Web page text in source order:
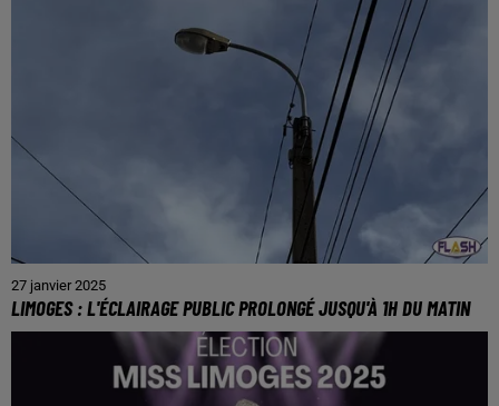
27 janvier 2025
LIMOGES : L'ÉCLAIRAGE PUBLIC PROLONGÉ JUSQU'À 1H DU MATIN